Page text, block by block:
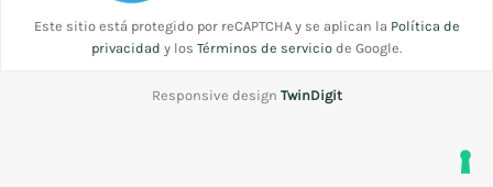
Este sitio está protegido por reCAPTCHA y se aplican la Política de
privacidad y los Términos de servicio de Google.
Responsive design TwinDigit